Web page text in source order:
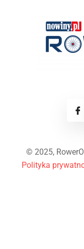
© 2025,
Polityka